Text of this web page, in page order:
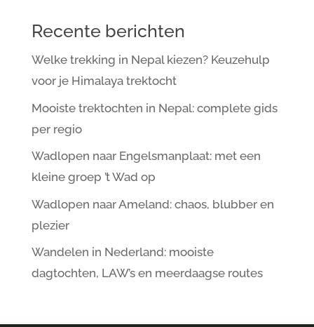
Recente berichten
Welke trekking in Nepal kiezen? Keuzehulp
voor je Himalaya trektocht
Mooiste trektochten in Nepal: complete gids
per regio
Wadlopen naar Engelsmanplaat: met een
kleine groep ’t Wad op
Wadlopen naar Ameland: chaos, blubber en
plezier
Wandelen in Nederland: mooiste
dagtochten, LAW’s en meerdaagse routes